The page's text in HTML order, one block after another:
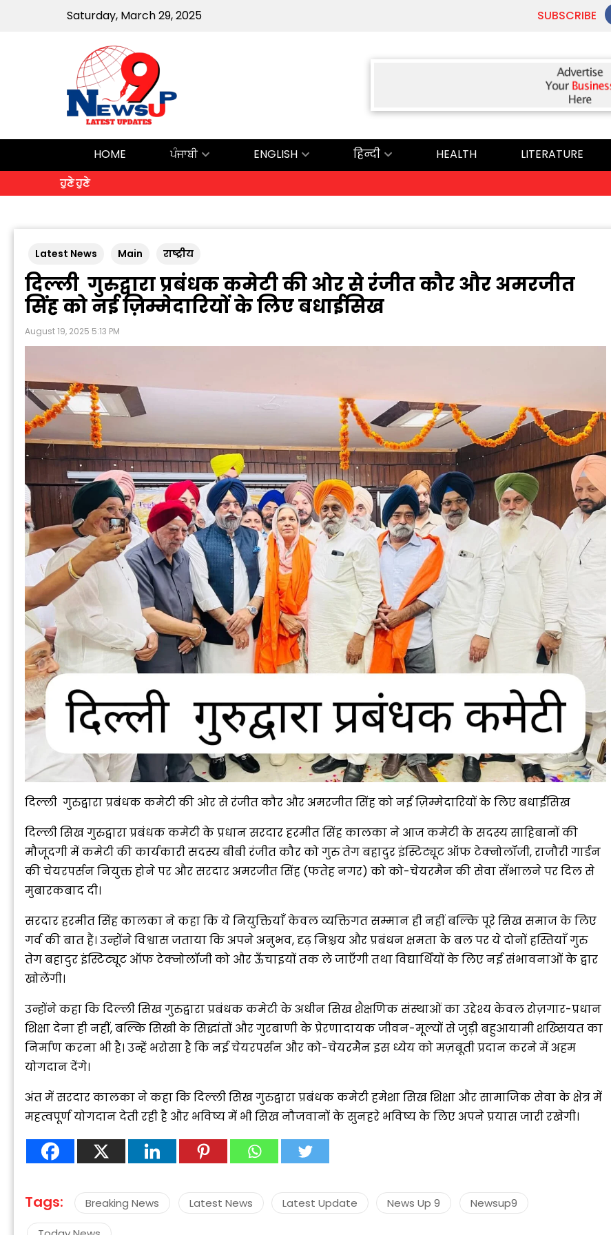
Saturday, March 29, 2025 SUBSCRIBE
HOME ਪੰਜਾਬੀ ENGLISH हिन्दी HEALTH LITERATURE
ਹੁਣੇ ਹੁਣੇ
Latest News Main राष्ट्रीय
दिल्ली गुरुद्वारा प्रबंधक कमेटी की ओर से रंजीत कौर और अमरजीत
सिंह को नई ज़िम्मेदारियों के लिए बधाईसिख
August 19, 2025 5:13 PM
दिल्ली गुरुद्वारा प्रबंधक कमेटी की ओर से रंजीत कौर और अमरजीत सिंह को नई ज़िम्मेदारियों के लिए बधाईसिख
दिल्ली सिख गुरुद्वारा प्रबंधक कमेटी के प्रधान सरदार हरमीत सिंह कालका ने आज कमेटी के सदस्य साहिबानों की
मौजूदगी में कमेटी की कार्यकारी सदस्य बीबी रंजीत कौर को गुरु तेग बहादुर इंस्टिट्यूट ऑफ टेक्नोलॉजी, राजौरी गार्डन
की चेयरपर्सन नियुक्त होने पर और सरदार अमरजीत सिंह (फतेह नगर) को को-चेयरमैन की सेवा सँभालने पर दिल से
मुबारकबाद दी।
सरदार हरमीत सिंह कालका ने कहा कि ये नियुक्तियाँ केवल व्यक्तिगत सम्मान ही नहीं बल्कि पूरे सिख समाज के लिए
गर्व की बात हैं। उन्होंने विश्वास जताया कि अपने अनुभव, दृढ़ निश्चय और प्रबंधन क्षमता के बल पर ये दोनों हस्तियाँ गुरु
तेग बहादुर इंस्टिट्यूट ऑफ टेक्नोलॉजी को और ऊँचाइयों तक ले जाएँगी तथा विद्यार्थियों के लिए नई संभावनाओं के द्वार
खोलेंगी।
उन्होंने कहा कि दिल्ली सिख गुरुद्वारा प्रबंधक कमेटी के अधीन सिख शैक्षणिक संस्थाओं का उद्देश्य केवल रोज़गार-प्रधान
शिक्षा देना ही नहीं, बल्कि सिखी के सिद्धांतों और गुरबाणी के प्रेरणादायक जीवन-मूल्यों से जुड़ी बहुआयामी शख्सियत का
निर्माण करना भी है। उन्हें भरोसा है कि नई चेयरपर्सन और को-चेयरमैन इस ध्येय को मज़बूती प्रदान करने में अहम
योगदान देंगे।
अंत में सरदार कालका ने कहा कि दिल्ली सिख गुरुद्वारा प्रबंधक कमेटी हमेशा सिख शिक्षा और सामाजिक सेवा के क्षेत्र में
महत्वपूर्ण योगदान देती रही है और भविष्य में भी सिख नौजवानों के सुनहरे भविष्य के लिए अपने प्रयास जारी रखेगी।
Tags: Breaking News Latest News Latest Update News Up 9 Newsup9
Prabh Harmandar Sohna
Naam Sada Sukhdai
“Success starts with every
challenge, not from the comfort
समस्याएं